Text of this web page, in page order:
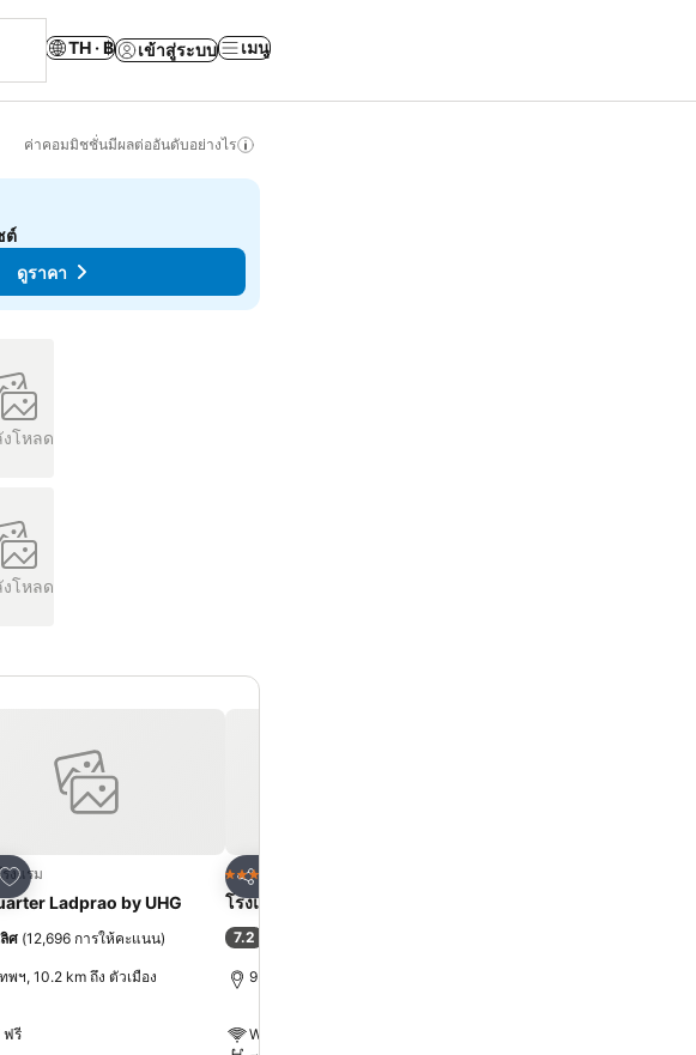
TH · ฿ เข้าสู่ระบบ เมนู
ค่าคอมมิชชั่นมีผลต่ออันดับอย่างไร
ต์
ดูราคา
งโหลด
งโหลด
พิ่มในรายการโปรด
รงแรม
Ladprao by UHG
ศ (12,696 การให้คะแนน)
ทพฯ, 10.2 km ถึง ตัวเมือง
ฟรี
แชร์
4 ดาว
โรงแรมเอเชีย กรุงเทพ
7.2
9.1 km ถึง พระบรมมหาราชวัง
WiFi ฟรี